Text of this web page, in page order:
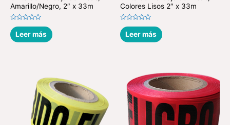
Amarillo/Negro, 2″ x 33m
Valorado
en
0
de
Leer más
Colores Lisos 2″ x 33m
Valorado
en
0
de
Leer más